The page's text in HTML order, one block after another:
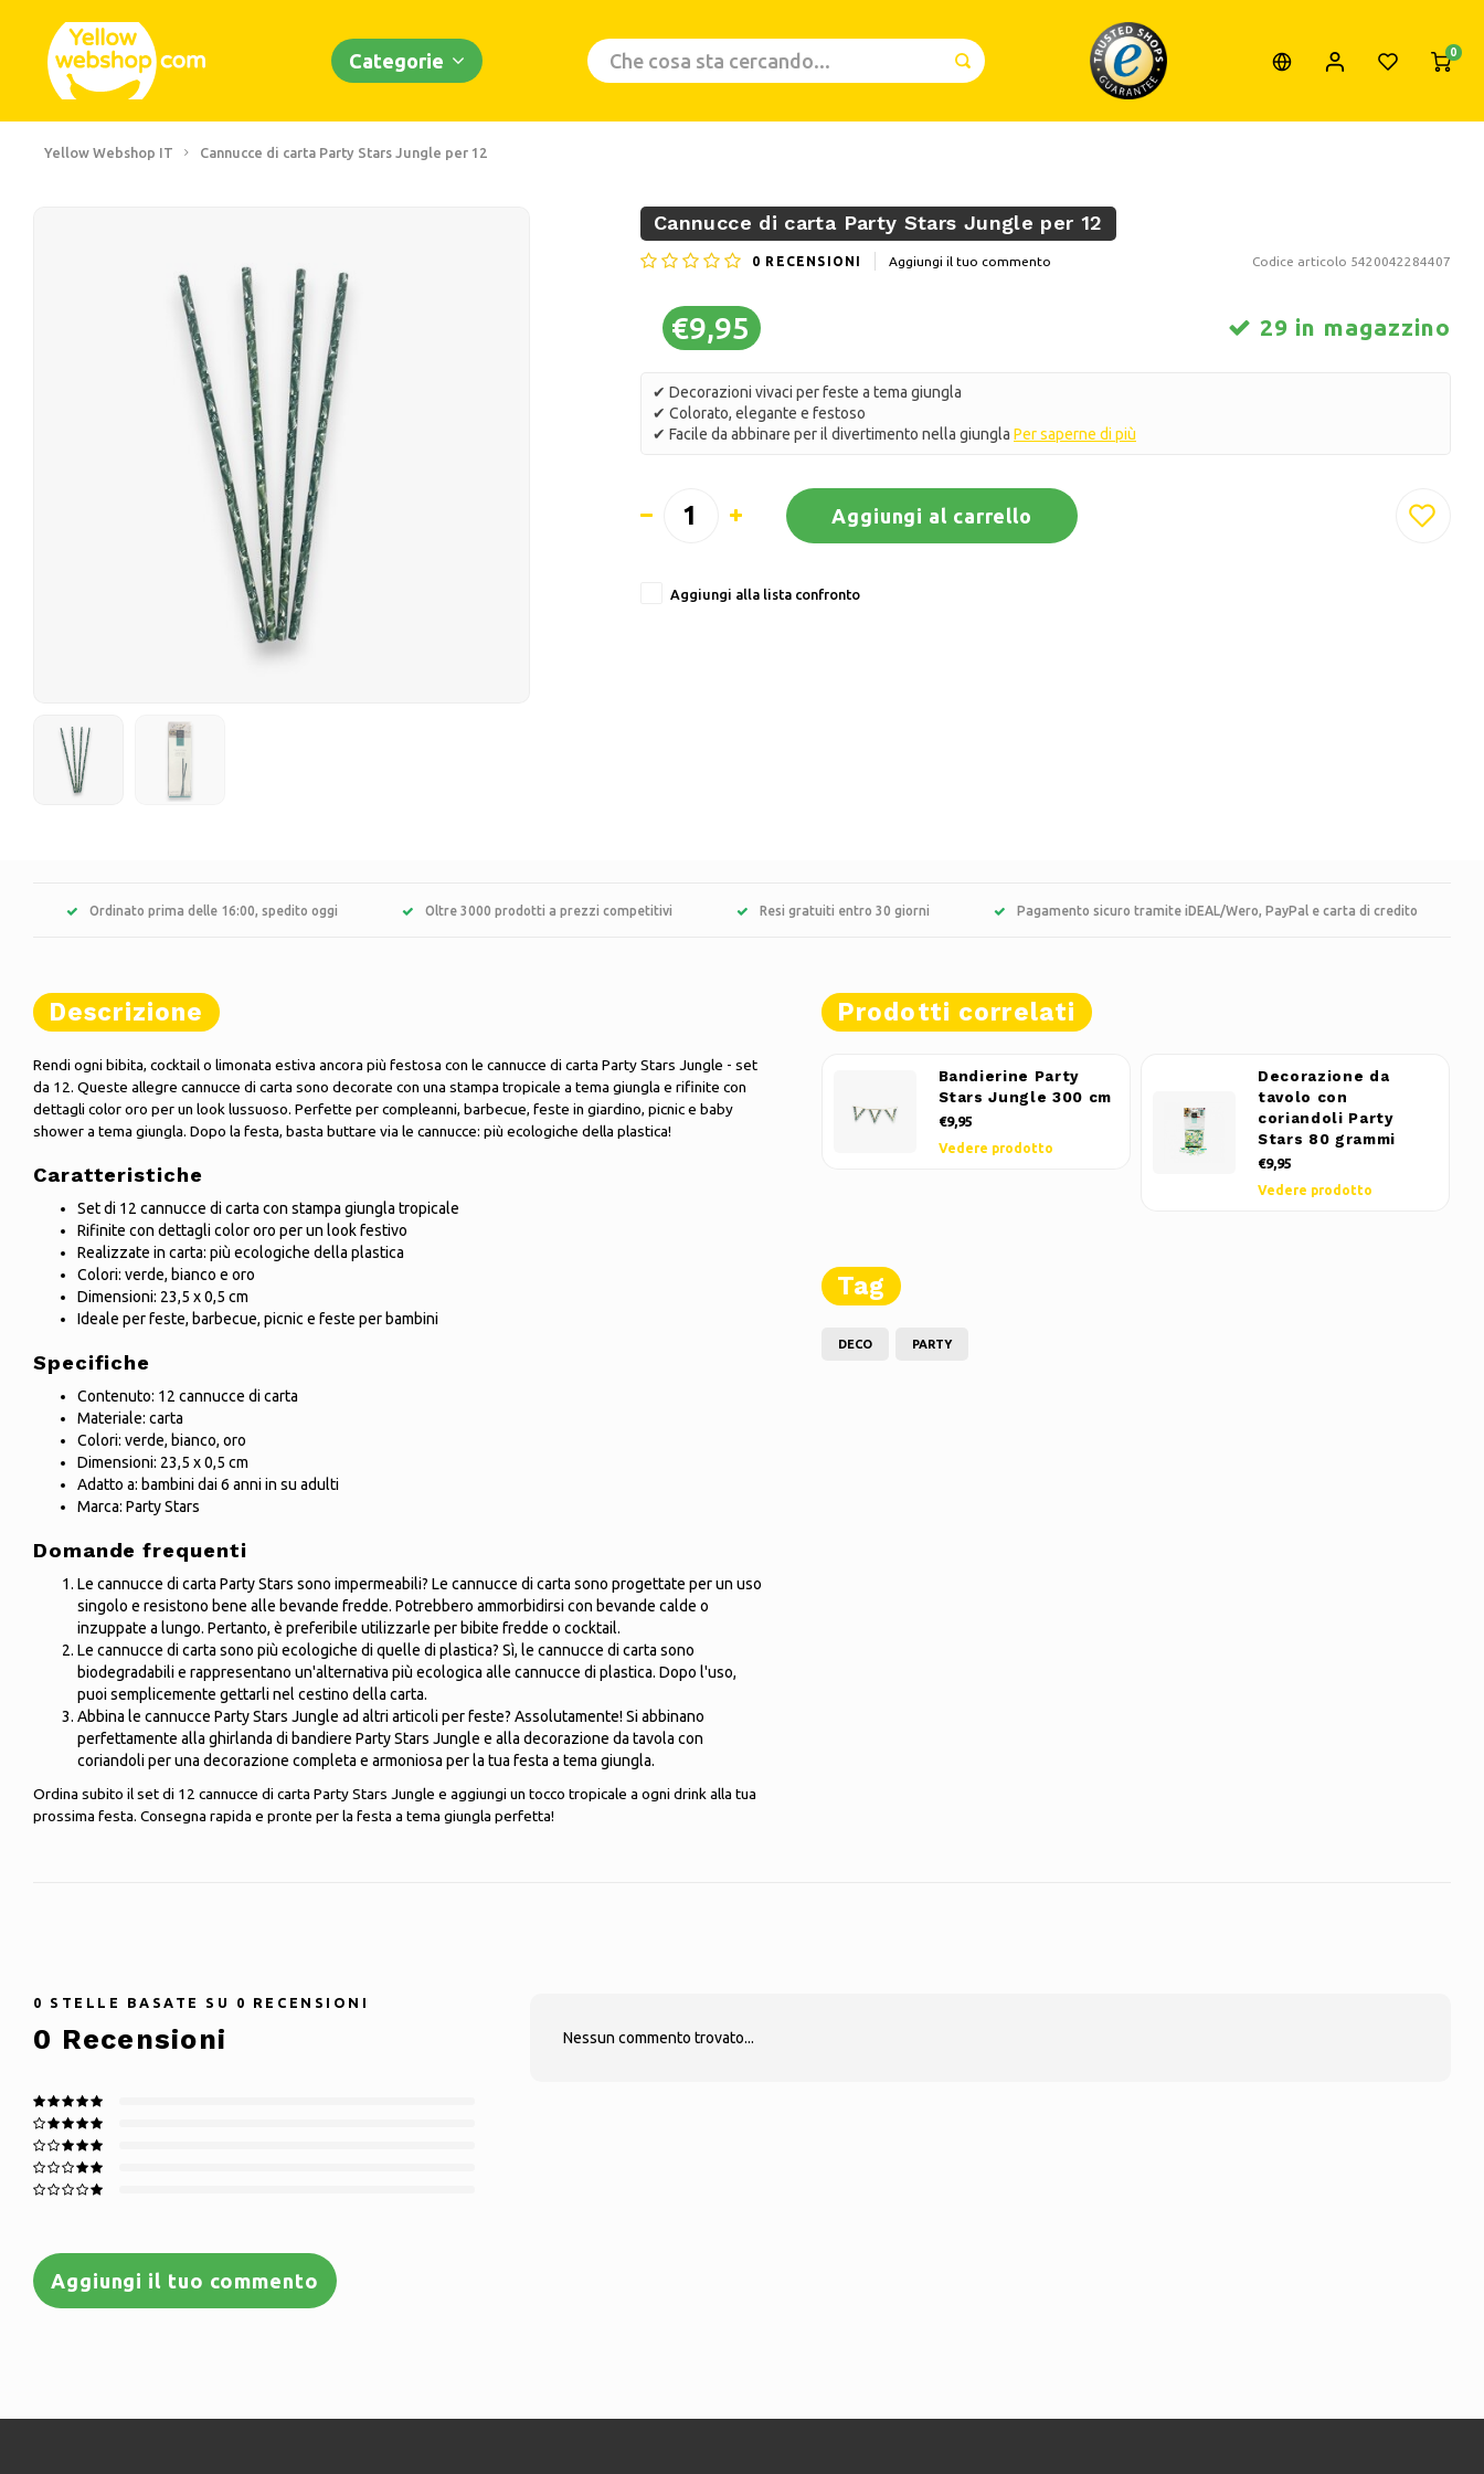
Categorie 0
Yellow Webshop IT Cannucce di carta Party Stars Jungle per 12
Cannucce di carta Party Stars Jungle per 12
0 RECENSIONI Aggiungi il tuo commento Codice articolo 5420042284407
€9,95 29 in magazzino
✔ Decorazioni vivaci per feste a tema giungla
✔ Colorato, elegante e festoso
✔ Facile da abbinare per il divertimento nella giungla Per saperne di più
Aggiungi al carrello
Aggiungi alla lista confronto
Ordinato prima delle 16:00, spedito oggi Oltre 3000 prodotti a prezzi competitivi Resi gratuiti entro 30 giorni Pagamento sicuro tramite iDEAL/Wero, PayPal e carta di credito
Descrizione
Rendi ogni bibita, cocktail o limonata estiva ancora più festosa con le cannucce di carta Party Stars Jungle - set
da 12. Queste allegre cannucce di carta sono decorate con una stampa tropicale a tema giungla e rifinite con
dettagli color oro per un look lussuoso. Perfette per compleanni, barbecue, feste in giardino, picnic e baby
shower a tema giungla. Dopo la festa, basta buttare via le cannucce: più ecologiche della plastica!
Caratteristiche
Set di 12 cannucce di carta con stampa giungla tropicale
Rifinite con dettagli color oro per un look festivo
Realizzate in carta: più ecologiche della plastica
Colori: verde, bianco e oro
Dimensioni: 23,5 x 0,5 cm
Ideale per feste, barbecue, picnic e feste per bambini
Specifiche
Contenuto: 12 cannucce di carta
Materiale: carta
Colori: verde, bianco, oro
Dimensioni: 23,5 x 0,5 cm
Adatto a: bambini dai 6 anni in su adulti
Marca: Party Stars
Domande frequenti
Le cannucce di carta Party Stars sono impermeabili? Le cannucce di carta sono progettate per un uso
singolo e resistono bene alle bevande fredde. Potrebbero ammorbidirsi con bevande calde o
inzuppate a lungo. Pertanto, è preferibile utilizzarle per bibite fredde o cocktail.
Le cannucce di carta sono più ecologiche di quelle di plastica? Sì, le cannucce di carta sono
biodegradabili e rappresentano un'alternativa più ecologica alle cannucce di plastica. Dopo l'uso,
puoi semplicemente gettarli nel cestino della carta.
Abbina le cannucce Party Stars Jungle ad altri articoli per feste? Assolutamente! Si abbinano
perfettamente alla ghirlanda di bandiere Party Stars Jungle e alla decorazione da tavola con
coriandoli per una decorazione completa e armoniosa per la tua festa a tema giungla.
Ordina subito il set di 12 cannucce di carta Party Stars Jungle e aggiungi un tocco tropicale a ogni drink alla tua
prossima festa. Consegna rapida e pronte per la festa a tema giungla perfetta!
Prodotti correlati
Bandierine Party
Stars Jungle 300 cm
€9,95
Vedere prodotto
Decorazione da
tavolo con
coriandoli Party
Stars 80 grammi
€9,95
Vedere prodotto
Tag
DECO PARTY
0 STELLE BASATE SU 0 RECENSIONI
0 Recensioni
Aggiungi il tuo commento
Nessun commento trovato...